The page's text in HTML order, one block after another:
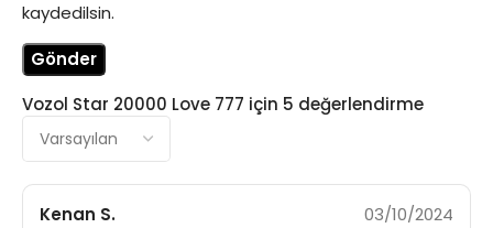
Vozol Star 20000 Love 777 için 5 değerlendirme
Kenan S. 03/10/2024
kaydedilsin.